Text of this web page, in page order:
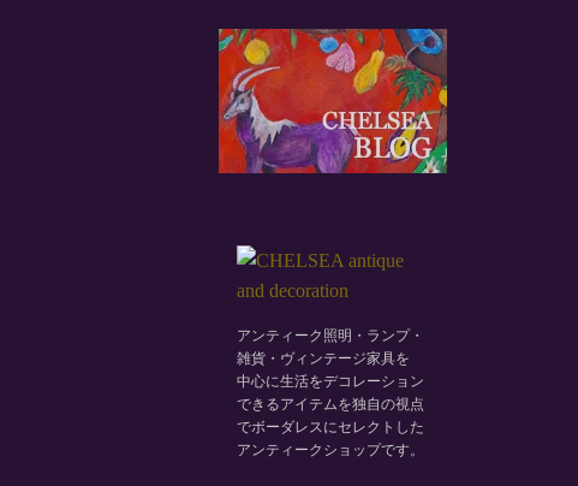
アンティーク照明・ランプ・
雑貨・ヴィンテージ家具を
中心に生活をデコレーション
できるアイテムを独自の視点
でボーダレスにセレクトした
アンティークショップです。